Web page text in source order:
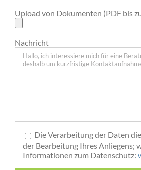
Upload von Dokumenten (PDF bis
Nachricht
Die Verarbeitung der Daten
der Bearbeitung Ihres Anliegens;
Informationen zum Datenschutz: